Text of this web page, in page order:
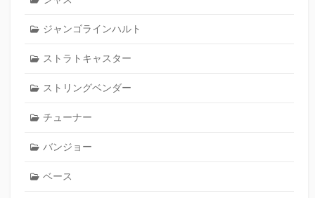
ジャンゴラインハルト
ストラトキャスター
ストリングベンダー
チューナー
バンジョー
ベース